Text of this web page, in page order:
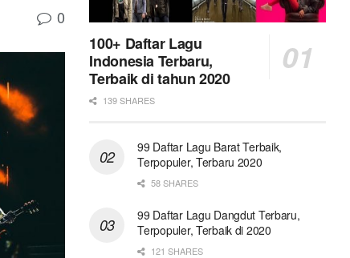
0
100+ Daftar Lagu
Indonesia Terbaru,
Terbaik di tahun 2020
139 SHARES
99 Daftar Lagu Barat Terbaik,
Terpopuler, Terbaru 2020
58 SHARES
99 Daftar Lagu Dangdut Terbaru,
Terpopuler, Terbaik di 2020
121 SHARES